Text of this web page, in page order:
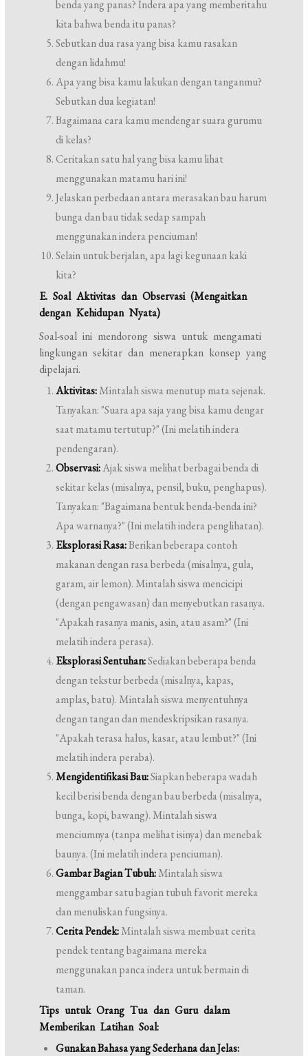
benda yang panas? Indera apa yang memberitahu
kita bahwa benda itu panas?
Sebutkan dua rasa yang bisa kamu rasakan
dengan lidahmu!
Apa yang bisa kamu lakukan dengan tanganmu?
Sebutkan dua kegiatan!
Bagaimana cara kamu mendengar suara gurumu
di kelas?
Ceritakan satu hal yang bisa kamu lihat
menggunakan matamu hari ini!
Jelaskan perbedaan antara merasakan bau harum
bunga dan bau tidak sedap sampah
menggunakan indera penciuman!
Selain untuk berjalan, apa lagi kegunaan kaki
kita?
E. Soal Aktivitas dan Observasi (Mengaitkan
dengan Kehidupan Nyata)
Soal-soal ini mendorong siswa untuk mengamati
lingkungan sekitar dan menerapkan konsep yang
dipelajari.
Aktivitas:Mintalah siswa menutup mata sejenak.
Tanyakan: "Suara apa saja yang bisa kamu dengar
saat matamu tertutup?" (Ini melatih indera
pendengaran).
Observasi:Ajak siswa melihat berbagai benda di
sekitar kelas (misalnya, pensil, buku, penghapus).
Tanyakan: "Bagaimana bentuk benda-benda ini?
Apa warnanya?" (Ini melatih indera penglihatan).
Eksplorasi Rasa:Berikan beberapa contoh
makanan dengan rasa berbeda (misalnya, gula,
garam, air lemon). Mintalah siswa mencicipi
(dengan pengawasan) dan menyebutkan rasanya.
"Apakah rasanya manis, asin, atau asam?" (Ini
melatih indera perasa).
Eksplorasi Sentuhan:Sediakan beberapa benda
dengan tekstur berbeda (misalnya, kapas,
amplas, batu). Mintalah siswa menyentuhnya
dengan tangan dan mendeskripsikan rasanya.
"Apakah terasa halus, kasar, atau lembut?" (Ini
melatih indera peraba).
Mengidentifikasi Bau:Siapkan beberapa wadah
kecil berisi benda dengan bau berbeda (misalnya,
bunga, kopi, bawang). Mintalah siswa
menciumnya (tanpa melihat isinya) dan menebak
baunya. (Ini melatih indera penciuman).
Gambar Bagian Tubuh:Mintalah siswa
menggambar satu bagian tubuh favorit mereka
dan menuliskan fungsinya.
Cerita Pendek:Mintalah siswa membuat cerita
pendek tentang bagaimana mereka
menggunakan panca indera untuk bermain di
taman.
Tips untuk Orang Tua dan Guru dalam
Memberikan Latihan Soal:
Gunakan Bahasa yang Sederhana dan Jelas: